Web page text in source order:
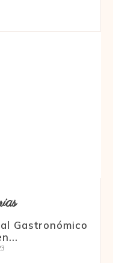
Gastronómico